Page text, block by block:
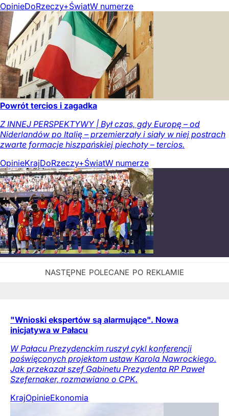
OpinieDoRzeczy+ŚwiatW numerze
Powrót tercios i zagadka
Z INNEJ PERSPEKTYWY | Był czas, gdy Europę – od
Niderlandów po Italię – przemierzały i siały w niej postrach
zwarte formacje hiszpańskiej piechoty – tercios.
OpinieKrajDoRzeczy+ŚwiatW numerze
"Wnioski ekspertów są alarmujące". Nowa
inicjatywa w Pałacu
W Pałacu Prezydenckim ruszył cykl konferencji
poświęconych projektom ustaw Karola Nawrockiego.
Jak przekazał szef Gabinetu Prezydenta RP Paweł
Szefernaker, rozmawiano o CPK.
KrajOpinieEkonomia